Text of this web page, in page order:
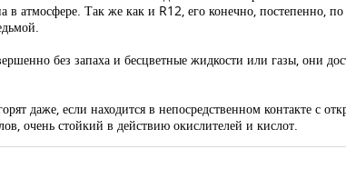
атмосфере. Так же как и R12, его конечно, постепенно,
без запаха и бесцветные жидкости или газы, они
даже, если находится в непосредственном контакте с
очень стойкий в действию окислителей и кислот.